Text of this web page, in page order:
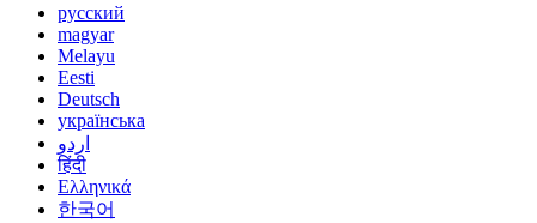
русский
magyar
Melayu
Eesti
Deutsch
українська
اردو
हिंदी
Ελληνικά
한국어